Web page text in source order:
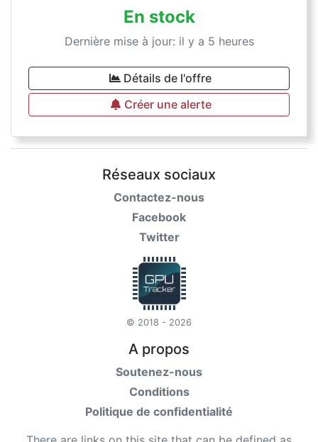
En stock
Dernière mise à jour: il y a 5 heures
Détails de l'offre
Créer une alerte
Réseaux sociaux
Contactez-nous
Facebook
Twitter
© 2018 - 2026
A propos
Soutenez-nous
Conditions
Politique de confidentialité